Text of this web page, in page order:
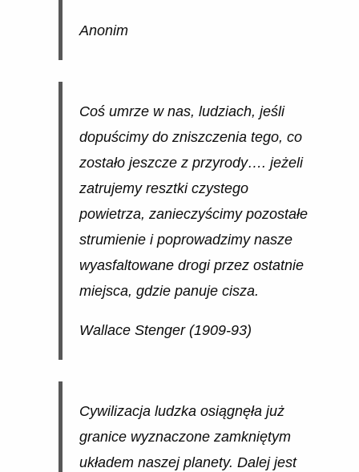
Anonim
Coś umrze w nas, ludziach, jeśli
dopuścimy do zniszczenia tego, co
zostało jeszcze z przyrody…. jeżeli
zatrujemy resztki czystego
powietrza, zanieczyścimy pozostałe
strumienie i poprowadzimy nasze
wyasfaltowane drogi przez ostatnie
miejsca, gdzie panuje cisza.
Wallace Stenger (1909-93)
Cywilizacja ludzka osiągnęła już
granice wyznaczone zamkniętym
układem naszej planety. Dalej jest